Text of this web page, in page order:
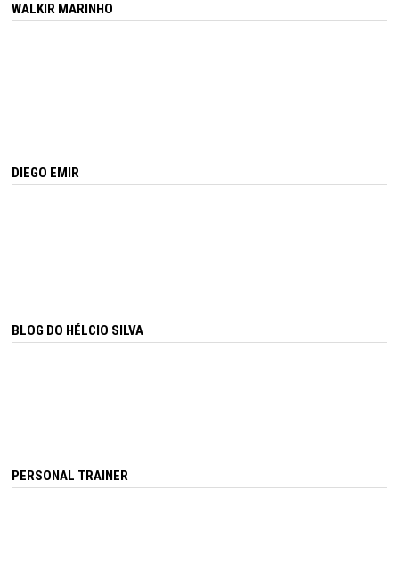
WALKIR MARINHO
DIEGO EMIR
BLOG DO HÉLCIO SILVA
PERSONAL TRAINER